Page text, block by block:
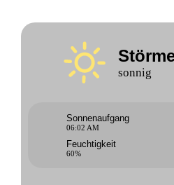
sonnig
Sonnenaufgang
06:02 AM
Feuchtigkeit
60%